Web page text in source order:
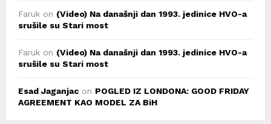
Faruk on (Video) Na današnji dan 1993. jedinice HVO-a
srušile su Stari most
Faruk on (Video) Na današnji dan 1993. jedinice HVO-a
srušile su Stari most
Esad Jaganjac on POGLED IZ LONDONA: GOOD FRIDAY
AGREEMENT KAO MODEL ZA BiH